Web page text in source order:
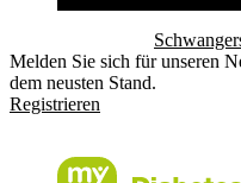
Melden Sie sich für unseren
dem neusten Stand.
Registrieren